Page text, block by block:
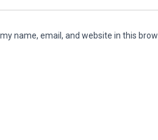
name, email, and website in this